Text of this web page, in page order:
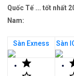
Quốc Tế ... tốt nhất
Nam:
Sàn Exness Sàn